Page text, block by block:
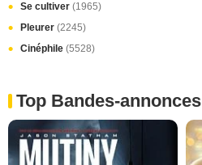
Se cultiver (1965)
Pleurer (2245)
Cinéphile (5528)
Top Bandes-annonces